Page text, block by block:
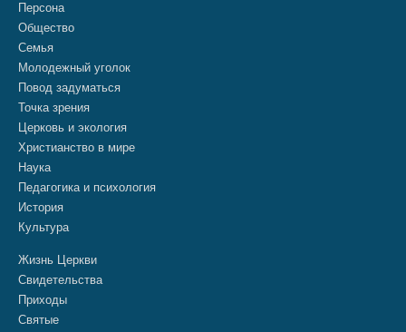
Персона
Общество
Семья
Молодежный уголок
Повод задуматься
Точка зрения
Церковь и экология
Христианство в мире
Наука
Педагогика и психология
История
Культура
Жизнь Церкви
Свидетельства
Приходы
Святые